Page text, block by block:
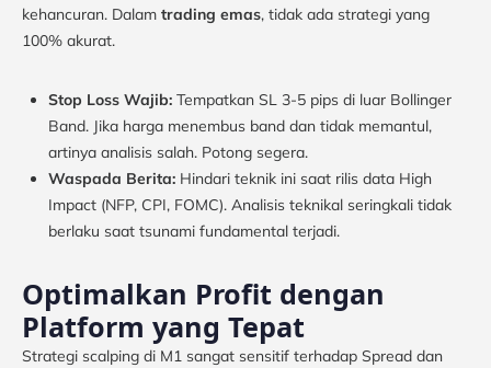
kehancuran. Dalam trading emas, tidak ada strategi yang
100% akurat.
Stop Loss Wajib: Tempatkan SL 3-5 pips di luar Bollinger
Band. Jika harga menembus band dan tidak memantul,
artinya analisis salah. Potong segera.
Waspada Berita: Hindari teknik ini saat rilis data High
Impact (NFP, CPI, FOMC). Analisis teknikal seringkali tidak
berlaku saat tsunami fundamental terjadi.
Optimalkan Profit dengan
Platform yang Tepat
Strategi scalping di M1 sangat sensitif terhadap Spread dan